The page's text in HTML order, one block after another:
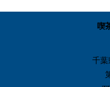
稿
喫
千葉